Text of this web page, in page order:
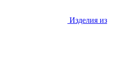
Изделия из